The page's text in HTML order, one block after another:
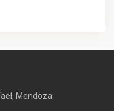
Mendoza